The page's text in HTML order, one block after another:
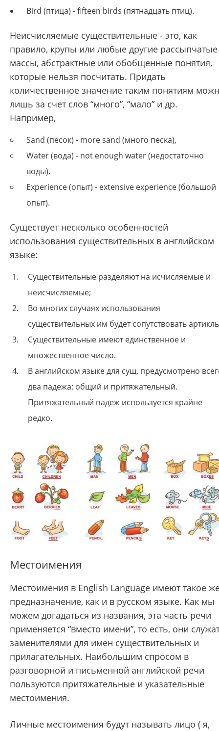
Bird (птица) - fifteen birds (пятнадцать птиц).
Неисчисляемые существительные - это, как
правило, крупы или любые другие рассыпчатые
массы, абстрактные или обобщенные понятия,
которые нельзя посчитать. Придать
количественное значение таким понятиям
лишь за счет слов “много”, “мало” и др.
Например,
Sand (песок) - more sand (много песка),
Water (вода) - not enough water (недостаточно
воды),
Experience (опыт) - extensive experience (большой
опыт).
Существует несколько особенностей
использования существительных в английском
языке:
Существительные разделяют на исчисляемые и
неисчисляемые;
Во многих случаях использования
существительных им будет сопутствовать
Существительные имеют единственное и
множественное число.
В английском языке для сущ. предусмотрено
два падежа: общий и притяжательный.
Притяжательный падеж используется крайне
редко.
Местоимения
Местоимения в English Language имеют такое
предназначение, как и в русском языке. Как мы
можем догадаться из названия, эта часть речи
применяется “вместо имени”, то есть, они
заменителями для имен существительных и
прилагательных. Наибольшим спросом в
разговорной и письменной английской речи
пользуются притяжательные и указательные
местоимения.
Личные местоимения будут называть лицо ( я,